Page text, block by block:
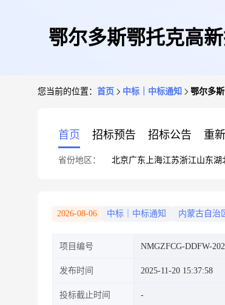
鄂尔多斯鄂托克高
您当前的位置： 首页 中标｜中标通知 鄂尔多
首页 招标预告 招标公告 重
省份地区： 北京广东 上海江苏浙江山东湖
2026-08-06 中标｜中标通知 内蒙古自治
项目编号 NMGZFCG-DDFW-
发布时间 2025-11-20 15:37:58
投标截止时间